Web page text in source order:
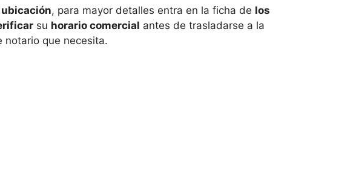
, para mayor detalles entra en la ficha de los
su horario comercial antes de trasladarse a la
notario que necesita.